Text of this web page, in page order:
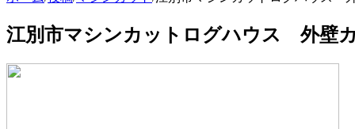
江別市マシンカットログハウス 外壁